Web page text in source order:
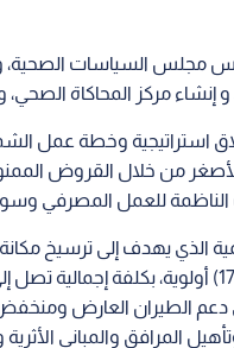
مجلس السياسات الصحية،
إنشاء مركز المحاكاة الصحي،
من خلال القروض
الناظمة للعمل المصرفي
يهدف إلى ترسيخ مكانة
في دعم الطيران العارض
المرافق والمباني الأثرية